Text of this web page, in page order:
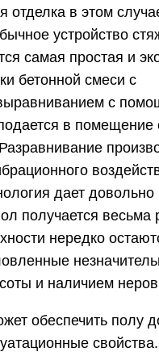
отделка в этом
устройство
самая простая и
бетонной смеси с
с
в помещение
дает довольно
получается весьма
нередко
и наличием
обеспечить полу